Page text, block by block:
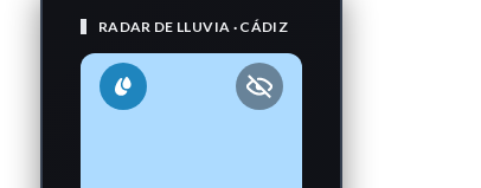
RADAR DE LLUVIA · CÁDIZ